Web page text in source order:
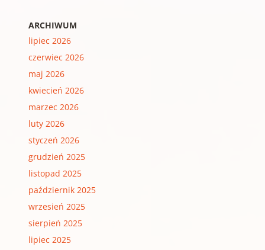
ARCHIWUM
lipiec 2026
czerwiec 2026
maj 2026
kwiecień 2026
marzec 2026
luty 2026
styczeń 2026
grudzień 2025
listopad 2025
październik 2025
wrzesień 2025
sierpień 2025
lipiec 2025